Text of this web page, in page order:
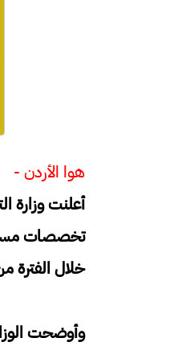
هوا الأردن -
أعلنت وزارة
خلال الفترة من 23/8/2025 ولغاية 1/9/
وأوضحت